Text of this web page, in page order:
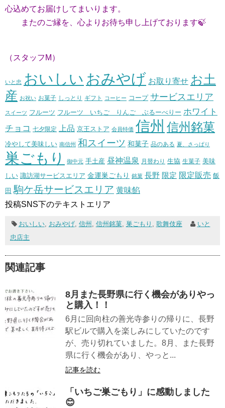
心込めてお届けしてまいります。
またのご縁を、心よりお待ち申し上げております🍃
（スタッフM）
いと忠 おいしい おみやげ お取り寄せ お土
産 お祝い お菓子 しっとり ギフト コーヒー コープ サービスエリア
スイーツ フルーツ フルーツ いちご りんご ぶるーべりー ホワイト
チョコ 七夕限定 上品 京王ストア 会員特価 信州 信州銘菓
冷やして美味しい 南信州 和スイーツ 和菓子 品のある 夏、さっぱり
巣ごもり 御中元 手土産 昼神温泉 月替わり 生協 生菓子 美味
しい 諏訪湖サービスエリア 金運巣ごもり 銘菓 長野 限定 限定販売 飯
田 駒ケ岳サービスエリア 黄味餡
投稿SNS下のテキストエリア
おいしい, おみやげ, 信州 信州銘菓, 巣ごもり 歌舞伎座
いと
忠店主
関連記事
8月また長野県に行く機会がありやっ
と購入！！
6月に回向柱の善光寺参りの帰りに、長野
駅ビルで購入を楽しみにしていたのです
が、売り切れていました。8月、また長野
県に行く機会があり、やっと...
記事を読む
「いちご巣ごもり」に感動しました
😊